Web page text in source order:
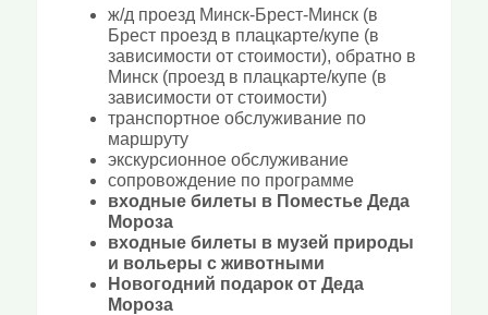
ж/д проезд Минск-Брест-Минск (в
Брест проезд в плацкарте/купе (в
зависимости от стоимости), обратно в
Минск (проезд в плацкарте/купе (в
зависимости от стоимости)
транспортное обслуживание по
маршруту
экскурсионное обслуживание
сопровождение по программе
входные билеты в Поместье Деда
Мороза
входные билеты в музей природы
и вольеры с животными
Новогодний подарок от Деда
Мороза